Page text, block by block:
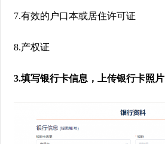
7.有效的户口本或居住许可证
8.产权证
3.填写银行卡信息，上传银行卡照片